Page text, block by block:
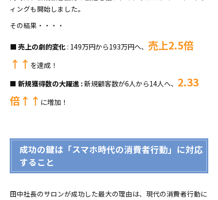
ィングも開始しました。
その結果・・・・
■ 売上の劇的変化: 149万円から193万円へ、 売上2.5倍
↑↑ を達成！
■ 新規獲得数の大躍進 : 新規顧客数が6人から14人へ、 2.33
倍↑↑ に増加！
成功の鍵は「スマホ時代の消費者行動」に対応
すること
田中社長のサロンが成功した最大の理由は、現代の消費者行動に